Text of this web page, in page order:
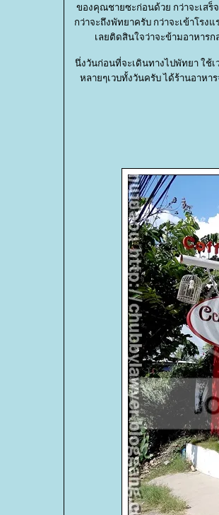
ของคุณชายซะก่อนด้วย กว่าจะเสร็
กว่าจะถึงพัทยาครับ กว่าจะเข้าโรง
เลยติดสินใจว่าจะข้ามอาหาร
นึ่งวันก่อนที่จะเดินทางไปพัทยา ใช้เ
หลายๆเวบทั้งวันครับ ได้ร้านอาห